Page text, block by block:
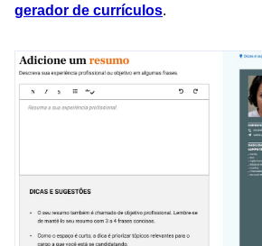
gerador de currículos.